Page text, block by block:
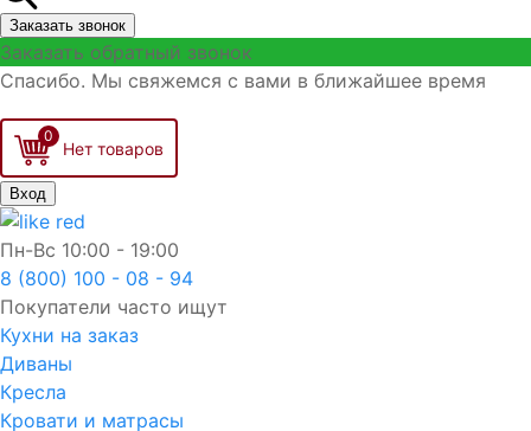
Заказать звонок
Заказать обратный звонок
Спасибо. Мы свяжемся с вами в ближайшее время
0
Вход
Пн-Вс 10:00 - 19:00
8 (800) 100 - 08 - 94
Покупатели часто ищут
Кухни на заказ
Диваны
Кресла
Кровати и матрасы